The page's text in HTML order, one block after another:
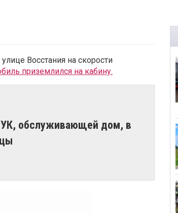
Восстания на скорости
приземлился на кабину.
УК, обслуживающей дом, в